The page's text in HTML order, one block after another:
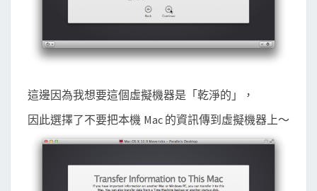
這邊因為我想要這個虛擬機器是「乾淨的」，
因此選擇了不要把本機 Mac 的資訊傳到虛擬機器上～